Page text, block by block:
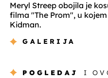
Meryl Streep obojila je
filma "The Prom", u
Kidman.
GALERIJA
POGLEDAJ I